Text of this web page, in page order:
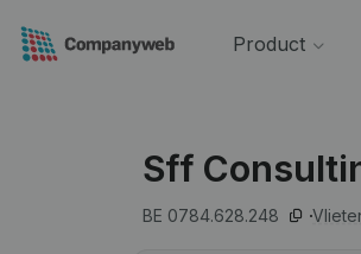
Product
Sff
BE 0784.628.248